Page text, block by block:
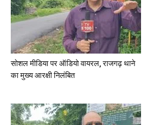
सोशल मीडिया पर ऑडियो वायरल, राजगढ़ थाने
का मुख्य आरक्षी निलंबित